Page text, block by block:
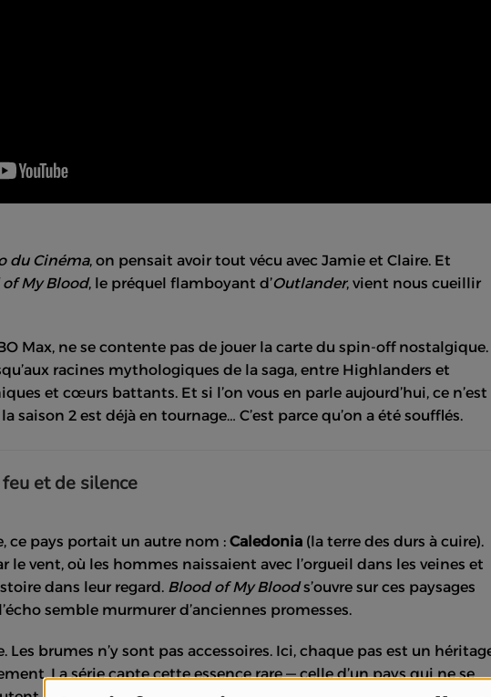
du Cinéma, on pensait avoir tout vécu avec Jamie et Claire. Et
My Blood, le préquel flamboyant d’Outlander, vient nous cueillir
Max, ne se contente pas de jouer la carte du spin-off nostalgique.
racines mythologiques de la saga, entre Highlanders et
et cœurs battants. Et si l’on vous en parle aujourd’hui, ce n’est
saison 2 est déjà en tournage… C’est parce qu’on a été soufflés.
et de silence
ce pays portait un autre nom : Caledonia (la terre des durs à cuire).
le vent, où les hommes naissaient avec l’orgueil dans les veines et
dans leur regard. Blood of My Bloods’ouvre sur ces paysages
semble murmurer d’anciennes promesses.
Les brumes n’y sont pas accessoires. Ici, chaque pas est un
La série capte cette essence rare — celle d’un pays qui ne se